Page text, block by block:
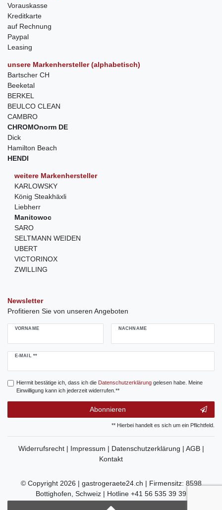
Vorauskasse
Kreditkarte
auf Rechnung
Paypal
Leasing
unsere Markenhersteller (alphabetisch)
Bartscher CH
Beeketal
BERKEL
BEULCO CLEAN
CAMBRO
CHROMOnorm DE
Dick
Hamilton Beach
HENDI
weitere Markenhersteller
KARLOWSKY
König Steakhäxli
Liebherr
Manitowoc
SARO
SELTMANN WEIDEN
UBERT
VICTORINOX
ZWILLING
Newsletter
Profitieren Sie von unseren Angeboten
VORNAME NACHNAME
E-MAIL **
Newsletter
Hiermit bestätige ich, dass ich die Daten­schutz­erklärunggelesen habe. Meine
Einwilligung kann ich jederzeit widerrufen.**
Abonnieren
** Hierbei handelt es sich um ein Pflichtfeld.
Widerrufsrecht | Impressum | Datenschutzerklärung | AGB |
Kontakt
© Copyright 2026 | gastrogeraete24.ch | Firmensitz: 8598
Bottighofen, Schweiz | Hotline +41 56 535 39 39